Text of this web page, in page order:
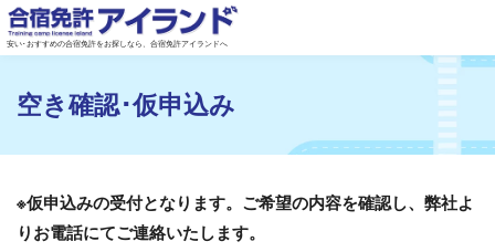
安い･おすすめの合宿免許をお探しなら、合宿免許アイランドへ
空き確認･仮申込み
※仮申込みの受付となります。ご希望の内容を確認し、弊社よ
りお電話にてご連絡いたします。